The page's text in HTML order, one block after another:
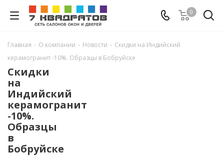
0
Главная - О компании - Новости - Скидки на Индийский
керамогранит -10%. Образцы в Бобруйске
Скидки
на
Индийский
керамогранит
-10%.
Образцы
в
Бобруйске